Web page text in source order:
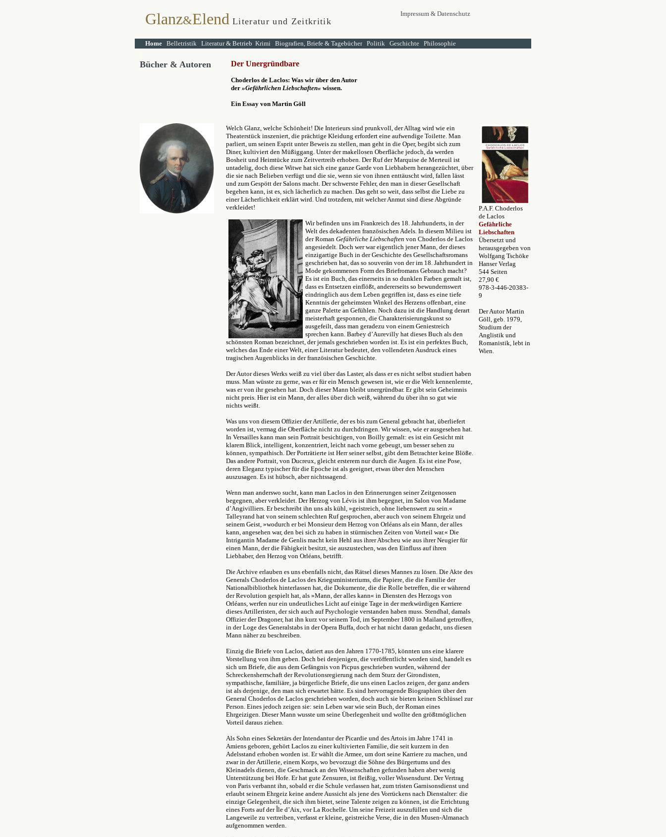
Glanz&Elend Literatur und Zeitkritik
Impressum & Datenschutz
Home Belletristik Literatur & Betrieb Krimi Biografien, Briefe & Tagebücher Politik Geschichte Philosophie
Bücher & Autoren Der Unergründbare
Choderlos de Laclos: Was wir über den Autor
der »Gefährlichen Liebschaften« wissen.
Ein Essay von Martin Göll
Welch Glanz, welche Schönheit! Die Interieurs sind prunkvoll, der Alltag wird wie ein
Theaterstück inszeniert, die prächtige Kleidung erfordert eine aufwendige Toilette. Man
parliert, um seinen Esprit unter Beweis zu stellen, man geht in die Oper, begibt sich zum
Diner, kultiviert den Müßiggang. Unter der makellosen Oberfläche jedoch, da werden
Bosheit und Heimtücke zum Zeitvertreib erhoben. Der Ruf der Marquise de Merteuil ist
untadelig, doch diese Witwe hat sich eine ganze Garde von Liebhabern herangezüchtet, über
die sie nach Belieben verfügt und die sie, wenn sie von ihnen enttäuscht wird, fallen lässt
und zum Gespött der Salons macht. Der schwerste Fehler, den man in dieser Gesellschaft
begehen kann, ist es, sich lächerlich zu machen. Das geht so weit, dass selbst die Liebe zu
einer Lächerlichkeit erklärt wird. Und trotzdem, mit welcher Anmut sind diese Abgründe
verkleidet!
Wir befinden uns im Frankreich des 18. Jahrhunderts, in der
Welt des dekadenten französischen Adels. In diesem Milieu ist
der Roman Gefährliche Liebschaften von Choderlos de Laclos
angesiedelt. Doch wer war eigentlich jener Mann, der dieses
einzigartige Buch in der Geschichte des Gesellschaftsromans
geschrieben hat, das so souverän von der im 18. Jahrhundert in
Mode gekommenen Form des Briefromans Gebrauch macht?
Es ist ein Buch, das einerseits in so dunklen Farben gemalt ist,
dass es Entsetzen einflößt, andererseits so bewundernswert
eindringlich aus dem Leben gegriffen ist, dass es eine tiefe
Kenntnis der geheimsten Winkel des Herzens offenbart, eine
ganze Palette an Gefühlen. Noch dazu ist die Handlung derart
meisterhaft gesponnen, die Charakterisierungskunst so
ausgefeilt, dass man geradezu von einem Geniestreich
sprechen kann. Barbey d’Aurevilly hat dieses Buch als den
schönsten Roman bezeichnet, der jemals geschrieben worden ist. Es ist ein perfektes Buch,
welches das Ende einer Welt, einer Literatur bedeutet, den vollendeten Ausdruck eines
tragischen Augenblicks in der französischen Geschichte.
Der Autor dieses Werks weiß zu viel über das Laster, als dass er es nicht selbst studiert haben
muss. Man wüsste zu gerne, was er für ein Mensch gewesen ist, wie er die Welt kennenlernte,
was er von ihr gesehen hat. Doch dieser Mann bleibt unergründbar. Er gibt sein Geheimnis
nicht preis. Hier ist ein Mann, der alles über dich weiß, während du über ihn so gut wie
nichts weißt.
Was uns von diesem Offizier der Artillerie, der es bis zum General gebracht hat, überliefert
worden ist, vermag die Oberfläche nicht zu durchdringen. Wir wissen, wie er ausgesehen hat.
In Versailles kann man sein Portrait besichtigen, von Boilly gemalt: es ist ein Gesicht mit
klarem Blick, intelligent, konzentriert, leicht nach vorne gebeugt, um besser sehen zu
können, sympathisch. Der Porträtierte ist Herr seiner selbst, gibt dem Betrachter keine Blöße.
Das andere Portrait, von Ducreux, gleicht ersterem nur durch die Augen. Es ist eine Pose,
deren Eleganz typischer für die Epoche ist als geeignet, etwas über den Menschen
auszusagen. Es ist hübsch, aber nichtssagend.
Wenn man anderswo sucht, kann man Laclos in den Erinnerungen seiner Zeitgenossen
begegnen, aber verkleidet. Der Herzog von Lévis ist ihm begegnet, im Salon von Madame
d’Angivilliers. Er beschreibt ihn uns als kühl, »geistreich, ohne liebenswert zu sein.«
Talleyrand hat von seinem schlechten Ruf gesprochen, aber auch von seinem Ehrgeiz und
seinem Geist, »wodurch er bei Monsieur dem Herzog von Orléans als ein Mann, der alles
kann, angesehen war, den bei sich zu haben in stürmischen Zeiten von Vorteil war.« Die
Intrigantin Madame de Genlis macht kein Hehl aus ihrer Abscheu wie aus ihrer Neugier für
einen Mann, der die Fähigkeit besitzt, sie auszustechen, was den Einfluss auf ihren
Liebhaber, den Herzog von Orléans, betrifft.
Die Archive erlauben es uns ebenfalls nicht, das Rätsel dieses Mannes zu lösen. Die Akte des
Generals Choderlos de Laclos des Kriegsministeriums, die Papiere, die die Familie der
Nationalbibliothek hinterlassen hat, die Dokumente, die die Rolle betreffen, die er während
der Revolution gespielt hat, als »Mann, der alles kann« in Diensten des Herzogs von
Orléans, werfen nur ein undeutliches Licht auf einige Tage in der merkwürdigen Karriere
dieses Artilleristen, der sich auch auf Psychologie verstanden haben muss. Stendhal, damals
Offizier der Dragoner, hat ihn kurz vor seinem Tod, im September 1800 in Mailand getroffen,
in der Loge des Generalstabs in der Opera Buffa, doch er hat nicht daran gedacht, uns diesen
Mann näher zu beschreiben.
Einzig die Briefe von Laclos, datiert aus den Jahren 1770-1785, könnten uns eine klarere
Vorstellung von ihm geben. Doch bei denjenigen, die veröffentlicht worden sind, handelt es
sich um Briefe, die aus dem Gefängnis von Picpus geschrieben wurden, während der
Schreckensherrschaft der Revolutionsregierung nach dem Sturz der Girondisten,
sympathische, familiäre, ja bürgerliche Briefe, die uns einen Laclos zeigen, der ganz anders
ist als derjenige, den man sich erwartet hätte. Es sind hervorragende Biographien über den
General Choderlos de Laclos geschrieben worden, doch auch sie bieten keinen Schlüssel zur
Person. Eines jedoch zeigen sie: sein Leben war wie sein Buch, der Roman eines
Ehrgeizigen. Dieser Mann wusste um seine Überlegenheit und wollte den größtmöglichen
Vorteil daraus ziehen.
Als Sohn eines Sekretärs der Intendantur der Picardie und des Artois im Jahre 1741 in
Amiens geboren, gehört Laclos zu einer kultivierten Familie, die seit kurzem in den
Adelsstand erhoben worden ist. Er wählt die Armee, um dort seine Karriere zu machen, und
zwar in der Artillerie, einem Korps, wo bevorzugt die Söhne des Bürgertums und des
Kleinadels dienen, die Geschmack an den Wissenschaften gefunden haben aber wenig
Unterstützung bei Hofe. Er hat gute Zensuren, ist fleißig, voller Wissensdurst. Der Vertrag
von Paris verbannt ihn, sobald er die Schule verlassen hat, zum tristen Garnisonsdienst und
erlaubt seinem Ehrgeiz keine andere Aussicht als jene des Vorrückens nach Dienstalter: die
einzige Gelegenheit, die sich ihm bietet, seine Talente zeigen zu können, ist die Errichtung
eines Forts auf der Île d’Aix, vor La Rochelle. Um seine Freizeit auszufüllen und sich die
Langeweile zu vertreiben, verfasst er kleine, geistreiche Verse, die in den Musen-Almanach
aufgenommen werden.
P.A.F. Choderlos
de Laclos
Gefährliche
Liebschaften
Übersetzt und
herausgegeben von
Wolfgang Tschöke
Hanser Verlag
544 Seiten
27,90 €
978-3-446-20383-
9
Der Autor Martin
Göll, geb. 1979,
Studium der
Anglistik und
Romanistik, lebt in
Wien.